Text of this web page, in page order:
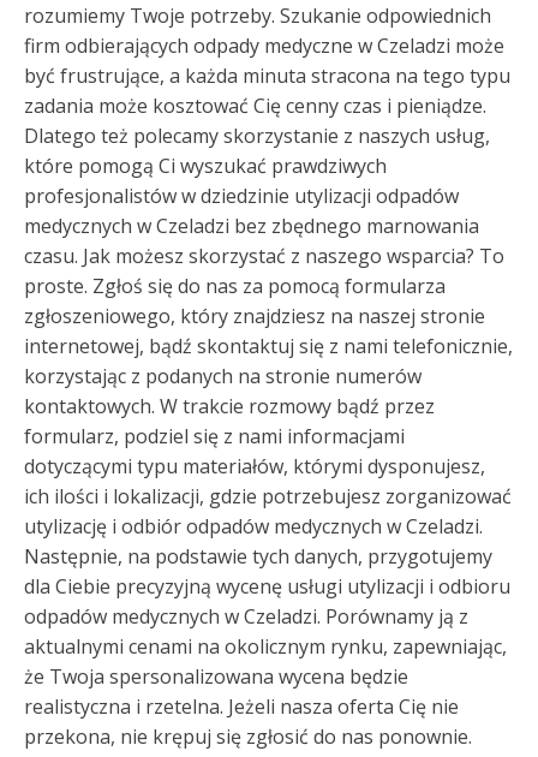
rozumiemy Twoje potrzeby. Szukanie odpowiednich
firm odbierających odpady medyczne w Czeladzi może
być frustrujące, a każda minuta stracona na tego typu
zadania może kosztować Cię cenny czas i pieniądze.
Dlatego też polecamy skorzystanie z naszych usług,
które pomogą Ci wyszukać prawdziwych
profesjonalistów w dziedzinie utylizacji odpadów
medycznych w Czeladzi bez zbędnego marnowania
czasu. Jak możesz skorzystać z naszego wsparcia? To
proste. Zgłoś się do nas za pomocą formularza
zgłoszeniowego, który znajdziesz na naszej stronie
internetowej, bądź skontaktuj się z nami telefonicznie,
korzystając z podanych na stronie numerów
kontaktowych. W trakcie rozmowy bądź przez
formularz, podziel się z nami informacjami
dotyczącymi typu materiałów, którymi dysponujesz,
ich ilości i lokalizacji, gdzie potrzebujesz zorganizować
utylizację i odbiór odpadów medycznych w Czeladzi.
Następnie, na podstawie tych danych, przygotujemy
dla Ciebie precyzyjną wycenę usługi utylizacji i odbioru
odpadów medycznych w Czeladzi. Porównamy ją z
aktualnymi cenami na okolicznym rynku, zapewniając,
że Twoja spersonalizowana wycena będzie
realistyczna i rzetelna. Jeżeli nasza oferta Cię nie
przekona, nie krępuj się zgłosić do nas ponownie.